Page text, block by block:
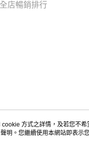
全店暢銷排行
我們
方式之詳情，及若您不
明。您繼續使用本網站即表示